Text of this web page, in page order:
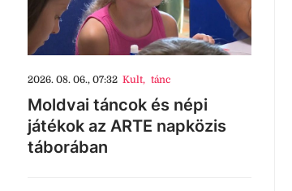
2026. 08. 06., 07:32 Kult, tánc
Moldvai táncok és népi
játékok az ARTE napközis
táborában